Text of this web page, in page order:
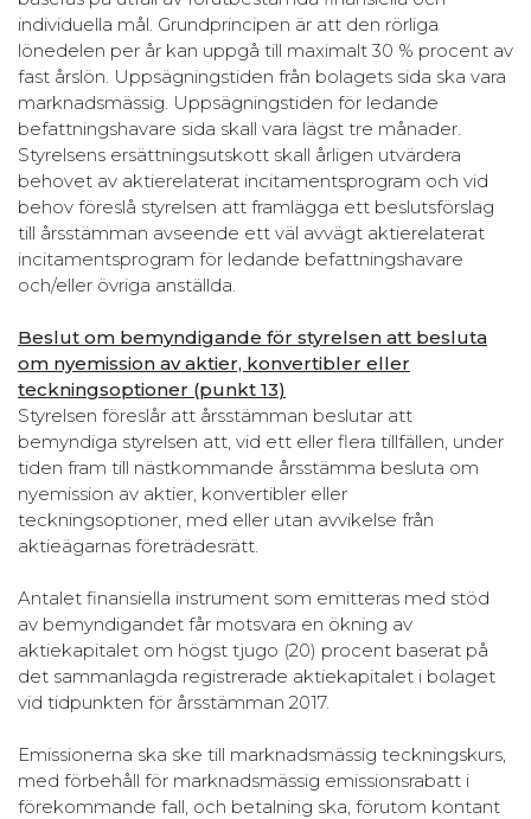
individuella mål. Grundprincipen är att den rörliga
lönedelen per år kan uppgå till maximalt 30 % procent av
fast årslön. Uppsägningstiden från bolagets sida ska vara
marknadsmässig. Uppsägningstiden för ledande
befattningshavare sida skall vara lägst tre månader.
Styrelsens ersättningsutskott skall årligen utvärdera
behovet av aktierelaterat incitamentsprogram och vid
behov föreslå styrelsen att framlägga ett beslutsförslag
till årsstämman avseende ett väl avvägt aktierelaterat
incitamentsprogram för ledande befattningshavare
och/eller övriga anställda.
Beslut om bemyndigande för styrelsen att besluta
om nyemission av aktier, konvertibler eller
teckningsoptioner (punkt 13)
Styrelsen föreslår att årsstämman beslutar att
bemyndiga styrelsen att, vid ett eller flera tillfällen, under
tiden fram till nästkommande årsstämma besluta om
nyemission av aktier, konvertibler eller
teckningsoptioner, med eller utan avvikelse från
aktieägarnas företrädesrätt.
Antalet finansiella instrument som emitteras med stöd
av bemyndigandet får motsvara en ökning av
aktiekapitalet om högst tjugo (20) procent baserat på
det sammanlagda registrerade aktiekapitalet i bolaget
vid tidpunkten för årsstämman 2017.
Emissionerna ska ske till marknadsmässig teckningskurs,
med förbehåll för marknadsmässig emissionsrabatt i
förekommande fall, och betalning ska, förutom kontant